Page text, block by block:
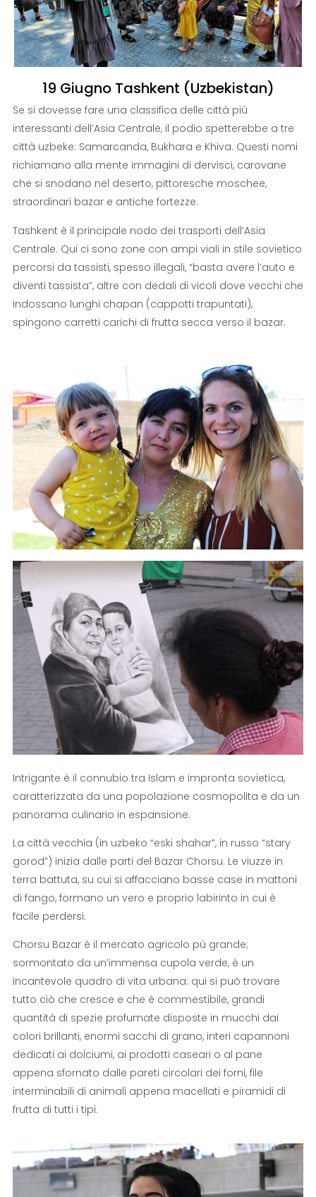
19 Giugno Tashkent (Uzbekistan)
Se si dovesse fare una classifica delle città più
interessanti dell’Asia Centrale, il podio spetterebbe a tre
città uzbeke: Samarcanda, Bukhara e Khiva. Questi nomi
richiamano alla mente immagini di dervisci, carovane
che si snodano nel deserto, pittoresche moschee,
straordinari bazar e antiche fortezze.
Tashkent è il principale nodo dei trasporti dell’Asia
Centrale. Qui ci sono zone con ampi viali in stile sovietico
percorsi da tassisti, spesso illegali, “basta avere l’auto e
diventi tassista”, altre con dedali di vicoli dove vecchi che
indossano lunghi chapan (cappotti trapuntati),
spingono carretti carichi di frutta secca verso il bazar.
Intrigante è il connubio tra Islam e impronta sovietica,
caratterizzata da una popolazione cosmopolita e da un
panorama culinario in espansione.
La città vecchia (in uzbeko “eski shahar”, in russo “stary
gorod”) inizia dalle parti del Bazar Chorsu. Le viuzze in
terra battuta, su cui si affacciano basse case in mattoni
di fango, formano un vero e proprio labirinto in cui è
facile perdersi.
Chorsu Bazar è il mercato agricolo pù grande;
sormontato da un’immensa cupola verde, è un
incantevole quadro di vita urbana: qui si può trovare
tutto ciò che cresce e che è commestibile, grandi
quantità di spezie profumate disposte in mucchi dai
colori brillanti, enormi sacchi di grano, interi capannoni
dedicati ai dolciumi, ai prodotti caseari o al pane
appena sfornato dalle pareti circolari dei forni, file
interminabili di animali appena macellati e piramidi di
frutta di tutti i tipi.